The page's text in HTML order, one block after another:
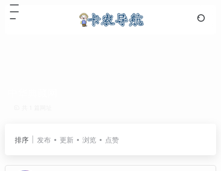
排序 发布 更新 浏览 点赞